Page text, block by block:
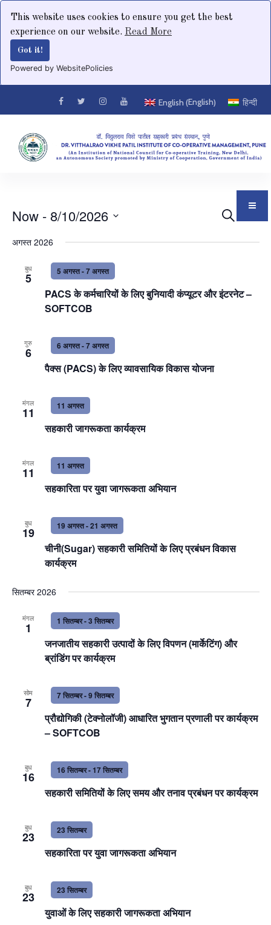
This website uses cookies to ensure you get the best
experience on our website. Read More
Got it!
Powered by WebsitePolicies
English (English) हिन्दी
Search
List
Now - 8/10/2026
अगस्त 2026
बुध
5 5 अगस्त-7 अगस्त
PACS के कर्मचारियों के लिए बुनियादी कंप्यूटर और इंटरनेट –
SOFTCOB
गुरु
6 6 अगस्त-7 अगस्त
पैक्स (PACS) के लिए व्यावसायिक विकास योजना
मंगल
11 11 अगस्त
सहकारी जागरूकता कार्यक्रम
मंगल
11 11 अगस्त
सहकारिता पर युवा जागरूकता अभियान
बुध
19 19 अगस्त-21 अगस्त
चीनी(Sugar) सहकारी समितियों के लिए प्रबंधन विकास
कार्यक्रम
सितम्बर 2026
मंगल
1 1 सितम्बर-3 सितम्बर
जनजातीय सहकारी उत्पादों के लिए विपणन (मार्केटिंग) और
ब्रांडिंग पर कार्यक्रम
सोम
7 7 सितम्बर-9 सितम्बर
प्रौद्योगिकी (टेक्नोलॉजी) आधारित भुगतान प्रणाली पर कार्यक्रम
– SOFTCOB
बुध
16 16 सितम्बर-17 सितम्बर
सहकारी समितियों के लिए समय और तनाव प्रबंधन पर कार्यक्रम
बुध
23 23 सितम्बर
सहकारिता पर युवा जागरूकता अभियान
बुध
23 23 सितम्बर
युवाओं के लिए सहकारी जागरूकता अभियान